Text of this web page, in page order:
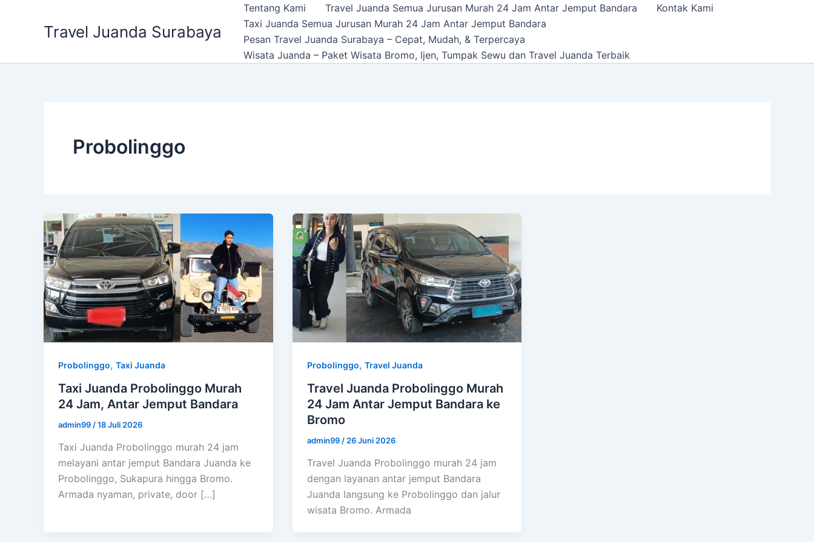
Travel Juanda Surabaya
Tentang Kami Travel Juanda Semua Jurusan Murah 24 Jam Antar Jemput Bandara
Kontak Kami
Taxi Juanda Semua Jurusan Murah 24 Jam Antar Jemput Bandara
Pesan Travel Juanda Surabaya – Cepat, Mudah, & Terpercaya
Wisata Juanda – Paket Wisata Bromo, Ijen, Tumpak Sewu dan Travel Juanda Terbaik
Probolinggo
Probolinggo, Taxi Juanda
Taxi Juanda Probolinggo Murah
24 Jam, Antar Jemput Bandara
admin99 /18 Juli 2026
Taxi Juanda Probolinggo murah 24 jam
melayani antar jemput Bandara Juanda ke
Probolinggo, Sukapura hingga Bromo.
Armada nyaman, private, door […]
Probolinggo, Travel Juanda
Travel Juanda Probolinggo Murah
24 Jam Antar Jemput Bandara ke
Bromo
admin99 / 26 Juni 2026
Travel Juanda Probolinggo murah 24 jam
dengan layanan antar jemput Bandara
Juanda langsung ke Probolinggo dan jalur
wisata Bromo. Armada